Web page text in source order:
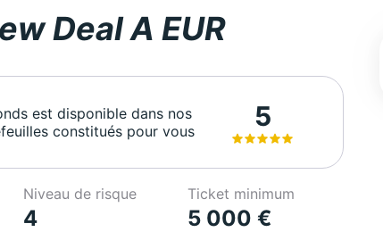
Deal A EUR
est disponible dans nos
constitués pour vous
5
Niveau de risque
4
Ticket minimum
5 000 €